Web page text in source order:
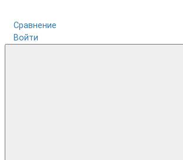
Сравнение
Войти